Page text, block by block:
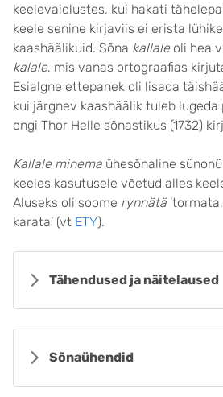
keelevaidlustes, kui hakati
keele senine kirjaviis ei erista
kaashäälikuid. Sõna kallaleoli hea
kalale, mis vanas ortograafias
Esialgne ettepanek oli lisada
kui järgnev kaashäälik tuleb lugeda
ongi Thor Helle sõnastikus (1732)
Kallale minema ühesõnaline
keeles kasutusele võetud alles
Aluseks oli soome rynnätä
karata’ (vt ETY).
Tähendused ja näitelaused
Sõnaühendid